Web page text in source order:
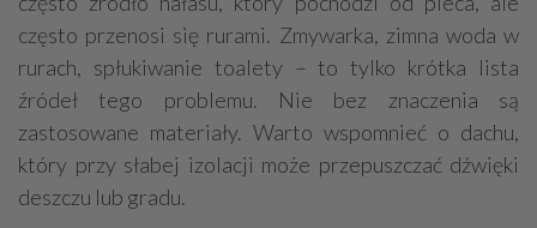
często przenosi się rurami. Zmywarka, zimna woda w
rurach, spłukiwanie toalety – to tylko krótka lista
źródeł tego problemu. Nie bez znaczenia są
zastosowane materiały. Warto wspomnieć o dachu,
który przy słabej izolacji może przepuszczać dźwięki
deszczu lub gradu.